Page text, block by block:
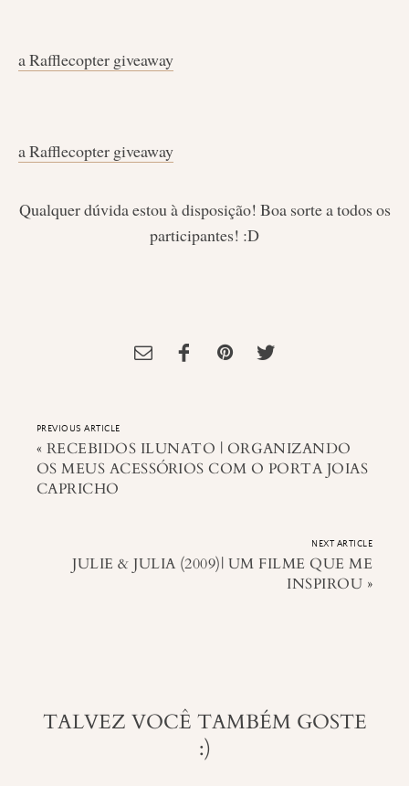
a Rafflecopter giveaway
a Rafflecopter giveaway
Qualquer dúvida estou à disposição! Boa sorte a todos os
participantes! :D
PREVIOUS ARTICLE
« RECEBIDOS ILUNATO | ORGANIZANDO
OS MEUS ACESSÓRIOS COM O PORTA JOIAS
CAPRICHO
NEXT ARTICLE
JULIE & JULIA (2009)| UM FILME QUE ME
INSPIROU »
TALVEZ VOCÊ TAMBÉM GOSTE
:)